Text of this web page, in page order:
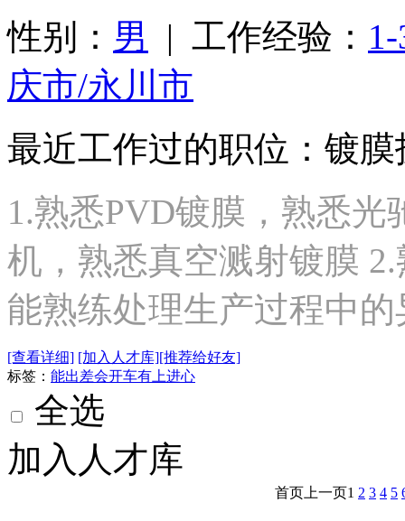
性别： 男 | 工作经验：
庆市/永川市
最近工作过的职位：镀膜
1.熟悉PVD镀膜，熟悉
机，熟悉真空溅射镀膜
能熟练处理生产过程中的
[查看详细] [加入人才库][推荐给好友]
标签： 能出差会开车有上进心
全选
加入人才库
首页 上一页1 2 3 4 5